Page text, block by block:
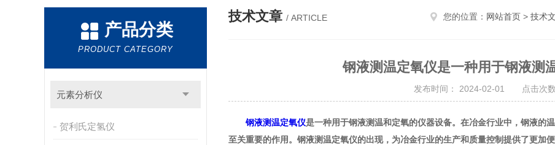
产品分类
PRODUCT CATEGORY
元素分析仪
贺利氏定氢仪
技术文章 / ARTICLE 您的位置： 网站首页 > 技术
钢液测温定氧仪是一种用于钢液测
发布时间： 2024-02-01 点击次数
钢液测温定氧仪是一种用于钢液测温和定氧的仪器设备。在冶金行业中，钢液的
至关重要的作用。钢液测温定氧仪的出现，为冶金行业的生产和质量控制提供了更加便